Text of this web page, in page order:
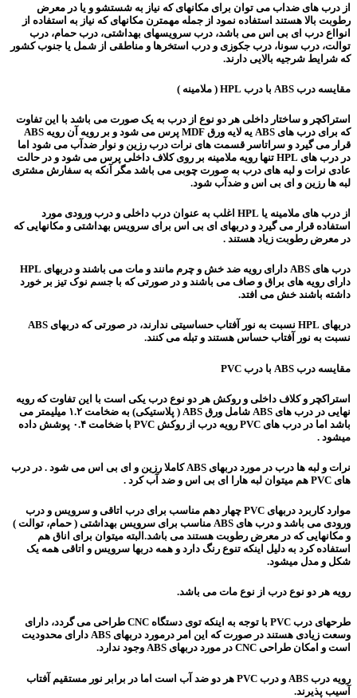
از درب های ضداب می توان برای مکانهای که نیاز به شستشو و یا در معرض
رطوبت بالا هستند استفاده نمود از جمله مهمترن مکانهای که نیاز به استفاده از
انوااع درب ای بی اس می باشد، درب سرویسهای بهداشتی، درب حمام، درب
توالت، درب سونا، درب جکوزی و درب استخرها و مناطقی از شمل یا جنوب کشور
که شرایط شرجیه بالایی دارند.
مقایسه درب ABS با درب HPL ( ملامینه )
استراکچر و ساختار داخلی هر دو نوع از درب به یک صورت می باشد با این تفاوت
که برای درب های ABS یه لایه ورق MDF پرس می شود و بر رویه آن رویه ABS
قرار می گیرد و سراتاسر قسمت های نرات درب رزین و نوار ضدآب می شود اما
در درب های HPL تنها رویه ملامینه بر روی کلاف داخلی پرس می شود و در حالت
عادی نرات و لبه های درب به صورت چوبی می باشد مگر آنکه به سفارش مشتری
لبه ها رزین و ای بی اس و ضدآب شود.
از درب های ملامینه یا HPL اغلب به عنوان درب داخلی و درب ورودی مورد
استفاده قرار می گیرد و دربهای ای بی اس برای سرویس بهداشتی و مکانهایی که
در معرض رطوبت زیاد هستند .
درب های ABS دارای رویه ضد خش و چرم مانند و مات می باشند و دربهای HPL
دارای رویه های براق و صاف می باشند و در صورتی که با جسم نوک تیز بر خورد
داشته باشند خش می افتد.
نسبت به نور آفتاب حساس هستند و تبله می کنند.
مقایسه درب ABS با درب PVC
استراکچر و کلاف داخلی و روکش هر دو نوع درب یکی است با این تفاوت که رویه
نهایی در درب های ABS شامل ورق ABS ( پلاستیکی) به ضخامت ۱.۲ میلیمتر می
باشد اما در درب های PVC رویه درب از روکش PVC با ضخامت ۰.۴ پوشش داده
میشود .
نرات و لبه ها درب در مورد دربهای ABS کاملا رزین و ای بی اس می شود . در درب
های PVC هم میتوان لبه هارا ای بی اس و ضد آب کرد .
موارد کاربرد دربهای PVC چهار دهم مناسب برای درب اتاقی و سرویس و درب
ورودی می باشد و درب های ABS مناسب برای سرویس بهداشتی ( حمام، توالت )
و مکانهایی که در معرض رطوبت هستند می باشد.البته میتوان برای اناق هم
استفاده کرد به دلیل اینکه تنوع رنگ دارد و همه دربها سرویس و اتاقی همه یک
شکل و مدل میشود.
رویه هر دو نوع درب از نوع مات می باشد.
طرحهای درب PVC با توجه به اینکه توی دستگاه CNC طراحی می گردد، دارای
وسعت زیادی هستند در صورت که این امر درمورد دربهای ABS دارای محدودیت
است و امکان طراحی CNC در مورد دربهای ABS وجود ندارد.
رویه درب ABS و درب PVC هر دو ضد آب است اما در برابر نور مستقیم آفتاب
آسیب پذیرند.